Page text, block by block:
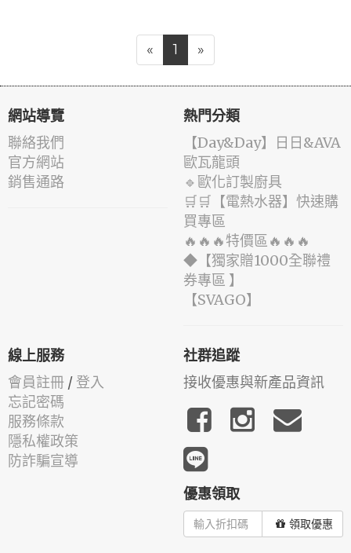
« 1 »
網站導覽
聯絡我們
官方網站
銷售通路
熱門分類
️【Day&Day】️日日&AVA
歐瓦龍頭
🔹歐化訂製廚具
🛒🛒【電熱水器】快速購
買專區
🔥🔥🔥特價區🔥🔥🔥
◆【獨家贈1000全聯禮
券專區 】
️【SVAGO】️
線上服務
會員註冊 / 登入
忘記密碼
服務條款
隱私權政策
防詐騙宣導
社群追蹤
接收優惠與新產品資訊
優惠領取
領取優惠